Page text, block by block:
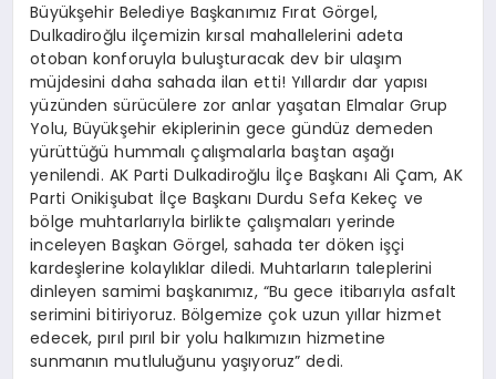
Büyükşehir Belediye Başkanımız Fırat Görgel,
Dulkadiroğlu ilçemizin kırsal mahallelerini adeta
otoban konforuyla buluşturacak dev bir ulaşım
müjdesini daha sahada ilan etti! Yıllardır dar yapısı
yüzünden sürücülere zor anlar yaşatan Elmalar Grup
Yolu, Büyükşehir ekiplerinin gece gündüz demeden
yürüttüğü hummalı çalışmalarla baştan aşağı
yenilendi. AK Parti Dulkadiroğlu İlçe Başkanı Ali Çam, AK
Parti Onikişubat İlçe Başkanı Durdu Sefa Kekeç ve
bölge muhtarlarıyla birlikte çalışmaları yerinde
inceleyen Başkan Görgel, sahada ter döken işçi
kardeşlerine kolaylıklar diledi. Muhtarların taleplerini
dinleyen samimi başkanımız, “Bu gece itibarıyla asfalt
serimini bitiriyoruz. Bölgemize çok uzun yıllar hizmet
edecek, pırıl pırıl bir yolu halkımızın hizmetine
sunmanın mutluluğunu yaşıyoruz” dedi.